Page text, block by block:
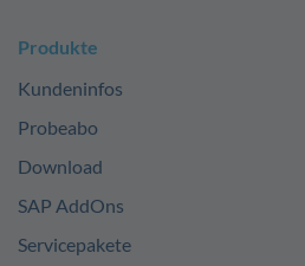
Produkte
Kundeninfos
Probeabo
Download
SAP AddOns
Servicepakete